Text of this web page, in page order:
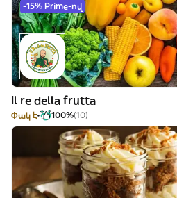
-15% Prime-ով
Il re della frutta
Փակ է 100%(10)